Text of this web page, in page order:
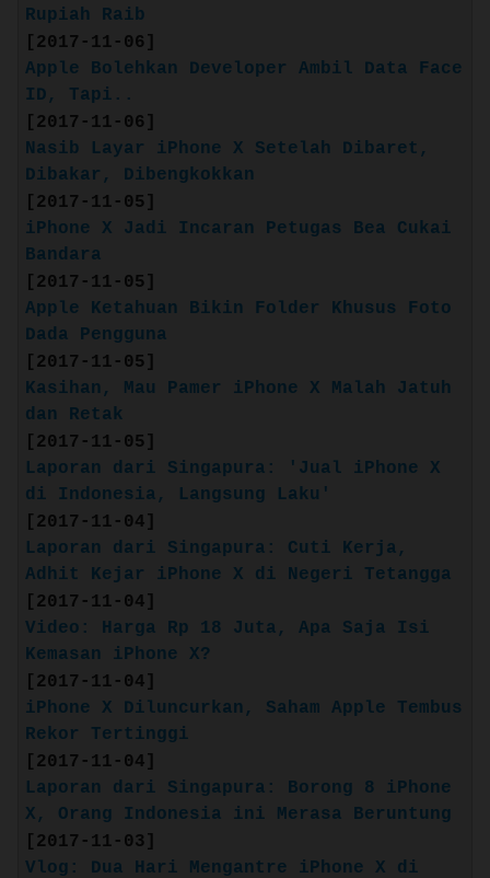
Source: apple.com
Layar Retina HD 5,5 inci
Tahan air dan debu
Kamera ganda 12 MP dengan mode Potret
dan video 4K pada kecepatan 30 fps
Kamera FaceTime HD 7 MP dengan Retina
Flash untuk foto selfie yang
mengagumkan
Touch ID untuk autentikasi aman
Chip Fusion A10
Source: apple.com/id
RAM: 3 GB
Battery: 2900 mAh
Quote:
:: iPhone 7 ::
(Release: Sep. 16, 2016)
Rupiah Raib
[2017-11-06]
Apple Bolehkan Developer Ambil Data Face
ID, Tapi..
[2017-11-06]
Nasib Layar iPhone X Setelah Dibaret,
Dibakar, Dibengkokkan
[2017-11-05]
iPhone X Jadi Incaran Petugas Bea Cukai
Bandara
[2017-11-05]
Apple Ketahuan Bikin Folder Khusus Foto
Dada Pengguna
[2017-11-05]
Kasihan, Mau Pamer iPhone X Malah Jatuh
dan Retak
[2017-11-05]
Laporan dari Singapura: 'Jual iPhone X
di Indonesia, Langsung Laku'
[2017-11-04]
Laporan dari Singapura: Cuti Kerja,
Adhit Kejar iPhone X di Negeri Tetangga
[2017-11-04]
Video: Harga Rp 18 Juta, Apa Saja Isi
Kemasan iPhone X?
[2017-11-04]
iPhone X Diluncurkan, Saham Apple Tembus
Rekor Tertinggi
[2017-11-04]
Laporan dari Singapura: Borong 8 iPhone
X, Orang Indonesia ini Merasa Beruntung
[2017-11-03]
Vlog: Dua Hari Mengantre iPhone X di